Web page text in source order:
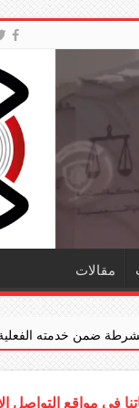
مقالات
الفعلية
في مواقع التواصل